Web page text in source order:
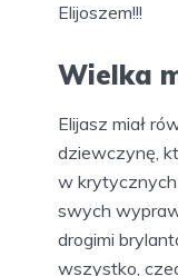
Elijoszem!!!
Wielka
Elijasz miał
dziewczynę,
w krytycznych
swych
drogimi
wszystko,